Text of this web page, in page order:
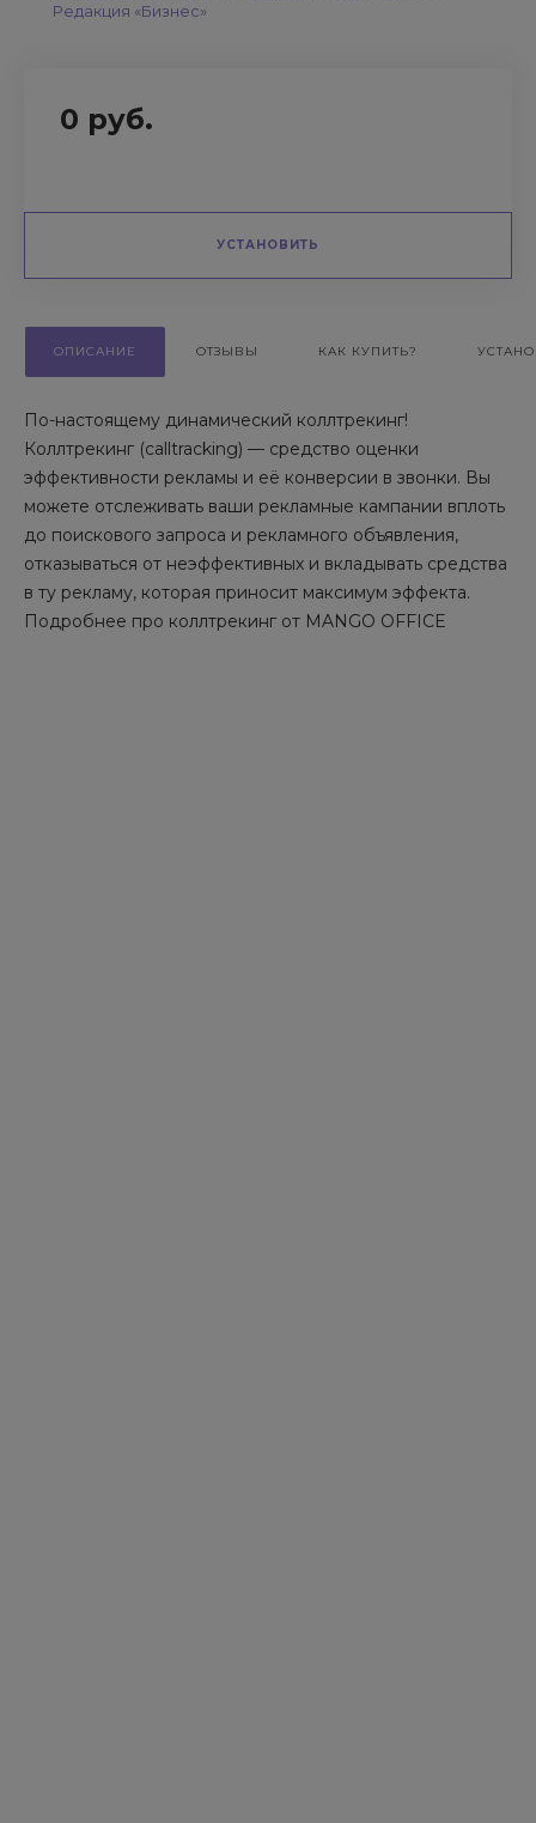
Редакция «Бизнес»
0 руб.
УСТАНОВИТЬ
ОПИСАНИЕ ОТЗЫВЫ КАК КУПИТЬ?
По-настоящему динамический коллтрекинг!
Коллтрекинг (calltracking) — средство оценки
эффективности рекламы и её конверсии в звонки. Вы
можете отслеживать ваши рекламные кампании вплоть
до поискового запроса и рекламного объявления,
отказываться от неэффективных и вкладывать средства
в ту рекламу, которая приносит максимум эффекта.
Подробнее про коллтрекинг от MANGO OFFICE